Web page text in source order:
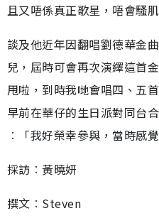
且又唔係真正歌星，唔會騷肌
談及他近年因翻唱劉德華金
兒，屆時可會再次演繹這首
甩啦，到時我哋會唱四、五
早前在華仔的生日派對同台
︰「我好榮幸參與，當時感
採訪︰黃曉妍
撰文︰Steven